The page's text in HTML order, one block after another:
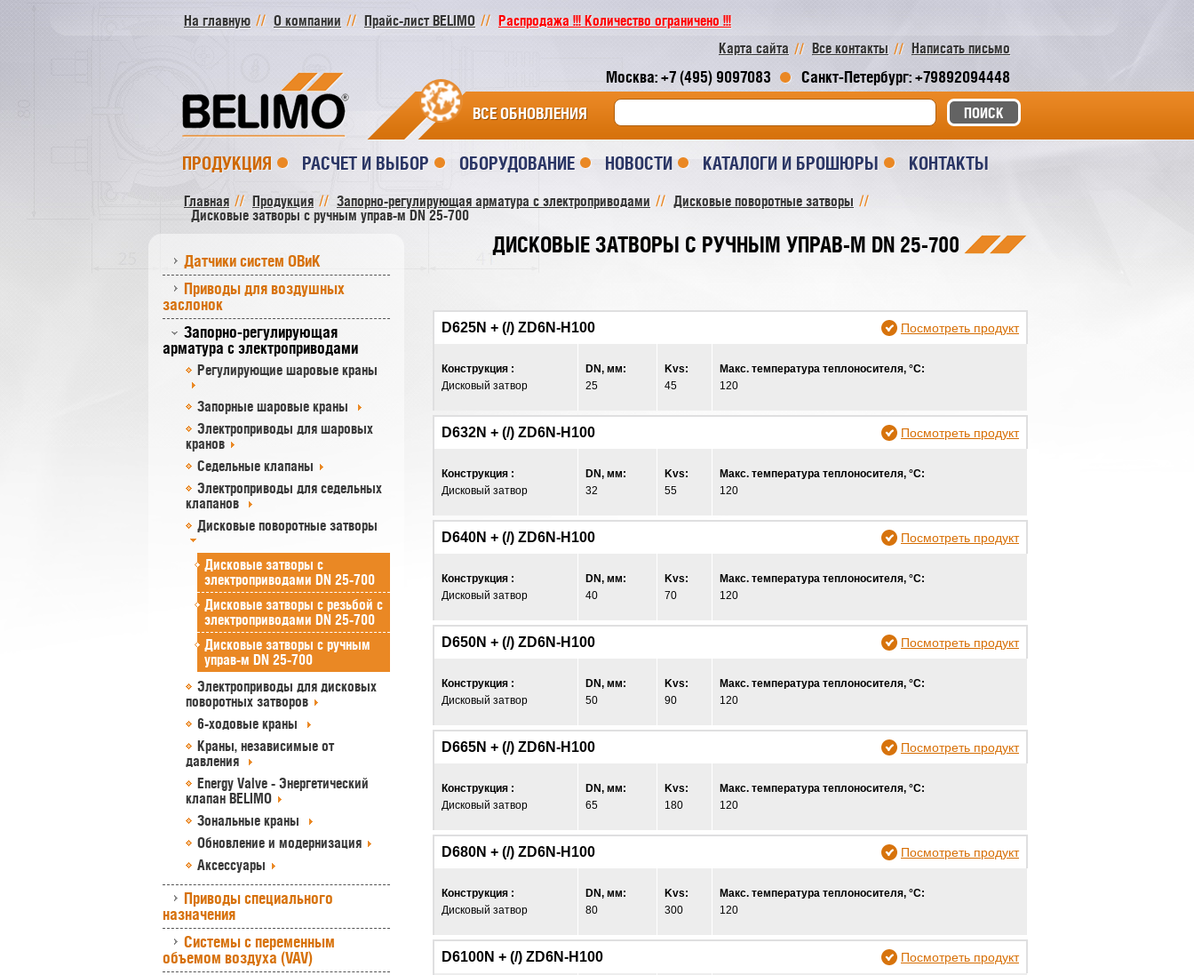
На главную О компании Прайс-лист BELIMO
Распродажа !!! Количество ограничено !!!
Карта сайта
Все контакты Написать письмо
Москва: +7 (495) 9097083
Санкт-Петербург: +79892094448
ВСЕ ОБНОВЛЕНИЯ
ПРОДУКЦИЯ РАСЧЕТ И ВЫБОР ОБОРУДОВАНИЕ НОВОСТИ КАТАЛОГИ И БРОШЮРЫ КОНТАКТЫ
Главная Продукция Запорно-регулирующая арматура с электроприводами
Дисковые поворотные затворы
Дисковые затворы c ручным управ-м DN 25-700
Датчики систем ОВиК
Приводы для воздушных
заслонок
Запорно-регулирующая
арматура с электроприводами
Регулирующие шаровые краны
Запорные шаровые краны
Электроприводы для шаровых
кранов
Седельные клапаны
Электроприводы для седельных
клапанов
Дисковые поворотные затворы
Дисковые затворы c
электроприводами DN 25-700
Дисковые затворы с резьбой c
электроприводами DN 25-700
Дисковые затворы c ручным
управ-м DN 25-700
Электроприводы для дисковых
поворотных затворов
6-ходовые краны
Краны, независимые от
давления
Energy Valve - Энергетический
клапан BELIMO
Зональные краны
Обновление и модернизация
Аксессуары
Приводы специального
назначения
Системы с переменным
объемом воздуха (VAV)
ДИСКОВЫЕ ЗАТВОРЫ C РУЧНЫМ УПРАВ-М DN 25-700
D625N + (/) ZD6N-H100 Посмотреть продукт
Конструкция :
Дисковый затвор
DN, мм:
25
Kvs:
45
Макс. температура теплоносителя, °С:
120
D632N + (/) ZD6N-H100 Посмотреть продукт
Конструкция :
Дисковый затвор
DN, мм:
32
Kvs:
55
Макс. температура теплоносителя, °С:
120
D640N + (/) ZD6N-H100 Посмотреть продукт
Конструкция :
Дисковый затвор
DN, мм:
40
Kvs:
70
Макс. температура теплоносителя, °С:
120
D650N + (/) ZD6N-H100 Посмотреть продукт
Конструкция :
Дисковый затвор
DN, мм:
50
Kvs:
90
Макс. температура теплоносителя, °С:
120
D665N + (/) ZD6N-H100 Посмотреть продукт
Конструкция :
Дисковый затвор
DN, мм:
65
Kvs:
180
Макс. температура теплоносителя, °С:
120
D680N + (/) ZD6N-H100 Посмотреть продукт
Конструкция :
Дисковый затвор
DN, мм:
80
Kvs:
300
Макс. температура теплоносителя, °С:
120
D6100N + (/) ZD6N-H100 Посмотреть продукт